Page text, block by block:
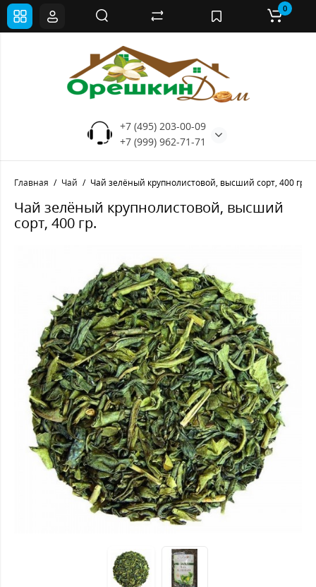
+7 (495) 203-00-09
+7 (999) 962-71-71
0
Главная Чай Чай зелёный крупнолистовой, высший сорт, 400 гр.
Чай зелёный крупнолистовой, высший
сорт, 400 гр.